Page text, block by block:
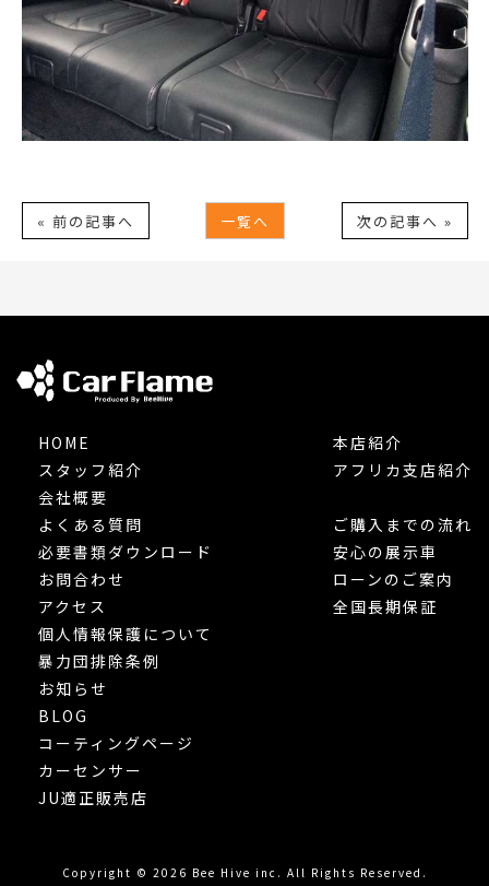
« 前の記事へ 一覧へ 次の記事へ »
HOME
スタッフ紹介
会社概要
本店紹介
アフリカ支店紹介
よくある質問
必要書類ダウンロード
お問合わせ
アクセス
個人情報保護について
暴力団排除条例
お知らせ
BLOG
ご購入までの流れ
安心の展示車
ローンのご案内
全国長期保証
コーティングページ
カーセンサー
JU適正販売店
Copyright © 2026 Bee Hive inc. All Rights Reserved.